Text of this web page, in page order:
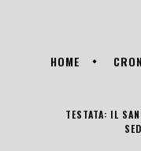
HOME
TESTATA: IL